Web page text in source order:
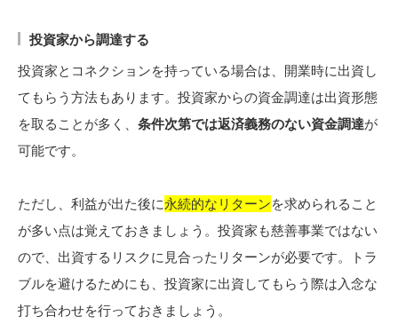
投資家から調達する
投資家とコネクションを持っている場合は、開業時に出資し
てもらう方法もあります。投資家からの資金調達は出資形態
を取ることが多く、 条件次第では返済義務のない資金調達が
可能です。
ただし、利益が出た後に永続的なリターンを求められること
が多い点は覚えておきましょう。投資家も慈善事業ではない
ので、出資するリスクに見合ったリターンが必要です。トラ
ブルを避けるためにも、投資家に出資してもらう際は入念な
打ち合わせを行っておきましょう。